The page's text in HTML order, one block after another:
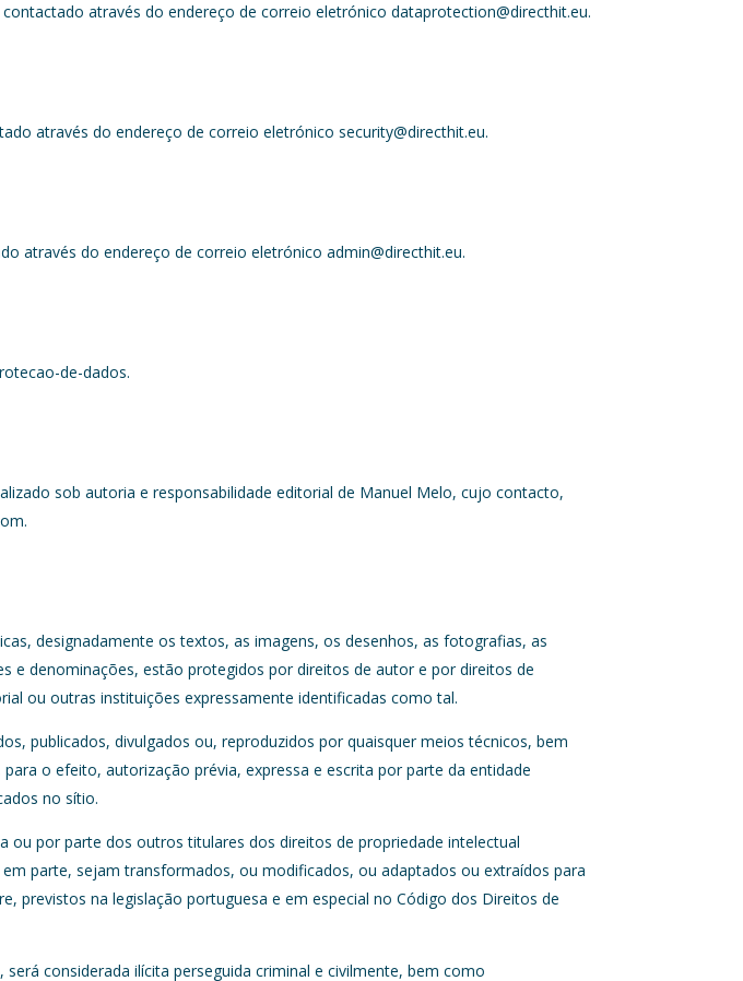
através do endereço de correio eletrónico dataprotection@directhit.eu.
através do endereço de correio eletrónico security@directhit.eu.
através do endereço de correio eletrónico admin@directhit.eu.
de-dados.
sob autoria e responsabilidade editorial de Manuel Melo, cujo contacto,
designadamente os textos, as imagens, os desenhos, as fotografias, as
denominações, estão protegidos por direitos de autor e por direitos de
ou outras instituições expressamente identificadas como tal.
publicados, divulgados ou, reproduzidos por quaisquer meios técnicos, bem
o efeito, autorização prévia, expressa e escrita por parte da entidade
no sítio.
ou por parte dos outros titulares dos direitos de propriedade intelectual
parte, sejam transformados, ou modificados, ou adaptados ou extraídos para
previstos na legislação portuguesa e em especial no Código dos Direitos de
considerada ilícita perseguida criminal e civilmente, bem como